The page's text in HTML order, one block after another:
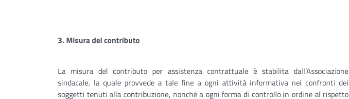
3. Misura del contributo
La misura del contributo per assistenza contrattuale è stabilita dall’Associazione
sindacale, la quale provvede a tale fine a ogni attività informativa nei confronti dei
soggetti tenuti alla contribuzione, nonché a ogni forma di controllo in ordine al rispetto